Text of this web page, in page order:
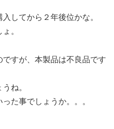
してから２年後位かな。
。
すが、本製品は不良品です
ね。
た事でしょうか。。。